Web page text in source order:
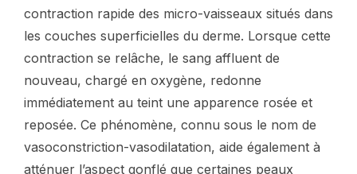
contraction rapide des micro-vaisseaux situés dans
les couches superficielles du derme. Lorsque cette
contraction se relâche, le sang affluent de
nouveau, chargé en oxygène, redonne
immédiatement au teint une apparence rosée et
reposée. Ce phénomène, connu sous le nom de
vasoconstriction-vasodilatation, aide également à
atténuer l’aspect gonflé que certaines peaux